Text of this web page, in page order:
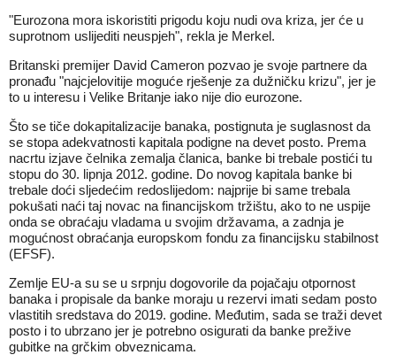
"Eurozona mora iskoristiti prigodu koju nudi ova kriza, jer će u
suprotnom uslijediti neuspjeh", rekla je Merkel.
Britanski premijer David Cameron pozvao je svoje partnere da
pronađu "najcjelovitije moguće rješenje za dužničku krizu", jer je
to u interesu i Velike Britanje iako nije dio eurozone.
Što se tiče dokapitalizacije banaka, postignuta je suglasnost da
se stopa adekvatnosti kapitala podigne na devet posto. Prema
nacrtu izjave čelnika zemalja članica, banke bi trebale postići tu
stopu do 30. lipnja 2012. godine. Do novog kapitala banke bi
trebale doći sljedećim redoslijedom: najprije bi same trebala
pokušati naći taj novac na financijskom tržištu, ako to ne uspije
onda se obraćaju vladama u svojim državama, a zadnja je
mogućnost obraćanja europskom fondu za financijsku stabilnost
(EFSF).
Zemlje EU-a su se u srpnju dogovorile da pojačaju otpornost
banaka i propisale da banke moraju u rezervi imati sedam posto
vlastitih sredstava do 2019. godine. Međutim, sada se traži devet
posto i to ubrzano jer je potrebno osigurati da banke prežive
gubitke na grčkim obveznicama.